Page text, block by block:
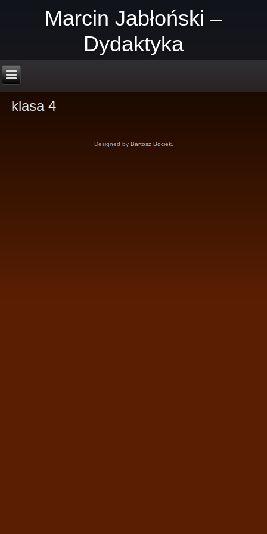
Marcin Jabłoński –
Dydaktyka
klasa 4
Designed by Bartosz Bociek.